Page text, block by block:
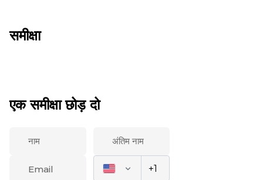
समीक्षा
एक समीक्षा छोड़ दो